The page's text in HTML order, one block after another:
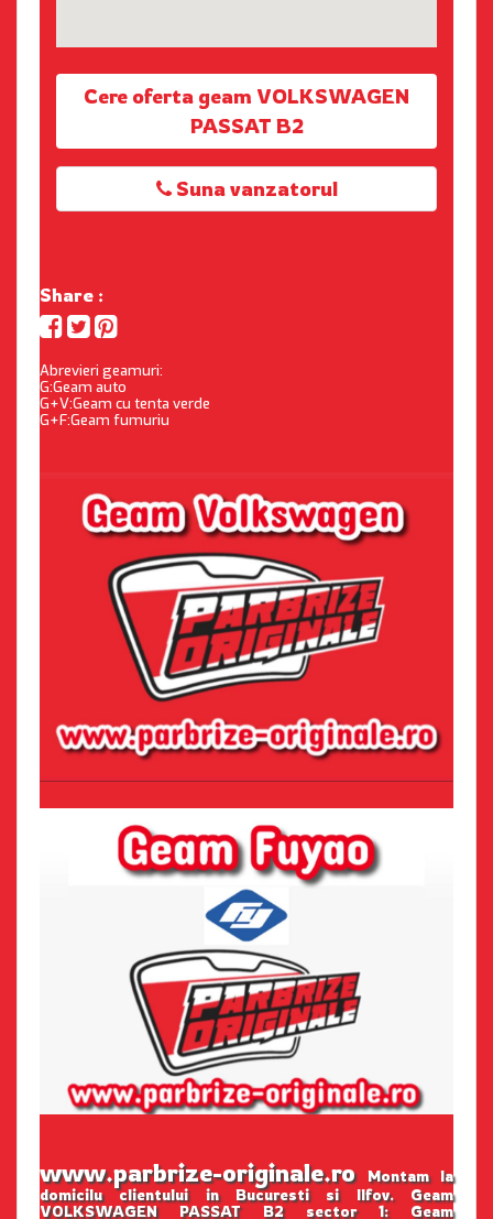
Cere oferta geam VOLKSWAGEN
PASSAT B2
Suna vanzatorul
Share :
Abrevieri geamuri:
G:Geam auto
G+V:Geam cu tenta verde
G+F:Geam fumuriu
www.parbrize-originale.roMontam la
domicilu clientului in Bucuresti si Ilfov. Geam
VOLKSWAGEN PASSAT B2 sector 1: Geam